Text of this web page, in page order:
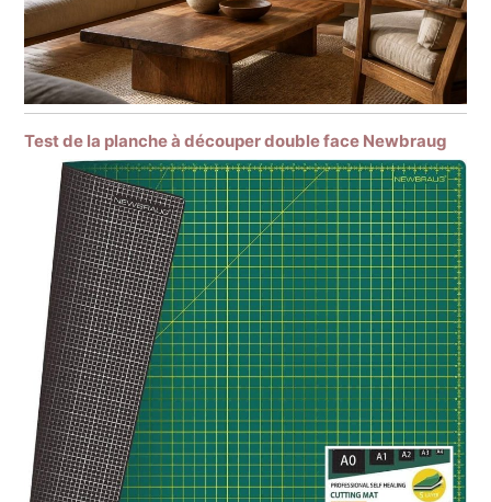
Test de la planche à découper double face Newbraug